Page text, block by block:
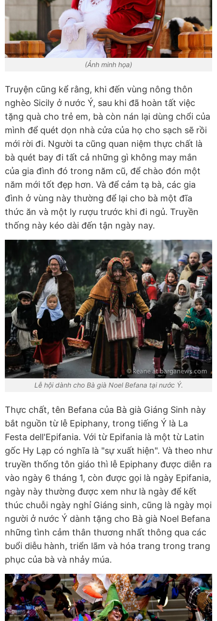
(Ảnh minh họa)
Truyện cũng kể rằng, khi đến vùng nông thôn
nghèo Sicily ở nước Ý, sau khi đã hoàn tất việc
tặng quà cho trẻ em, bà còn nán lại dùng chổi của
mình để quét dọn nhà cửa của họ cho sạch sẽ rồi
mới rời đi. Người ta cũng quan niệm thực chất là
bà quét bay đi tất cả những gì không may mắn
của gia đình đó trong năm cũ, để chào đón một
năm mới tốt đẹp hơn. Và để cảm tạ bà, các gia
đình ở vùng này thường để lại cho bà một đĩa
thức ăn và một ly rượu trước khi đi ngủ. Truyền
thống này kéo dài đến tận ngày nay.
Lễ hội dành cho Bà già Noel Befana tại nước Ý.
Thực chất, tên Befana của Bà già Giáng Sinh này
bắt nguồn từ lễ Epiphany, trong tiếng Ý là La
Festa dell'Epifania. Với từ Epifania là một từ Latin
gốc Hy Lạp có nghĩa là "sự xuất hiện". Và theo như
truyền thống tôn giáo thì lễ Epiphany được diễn ra
vào ngày 6 tháng 1, còn được gọi là ngày Epifania,
ngày này thường được xem như là ngày để kết
thúc chuỗi ngày nghỉ Giáng sinh, cũng là ngày mọi
người ở nước Ý dành tặng cho Bà già Noel Befana
những tình cảm thân thương nhất thông qua các
buổi diễu hành, triển lãm và hóa trang trong trang
phục của bà và nhảy múa.